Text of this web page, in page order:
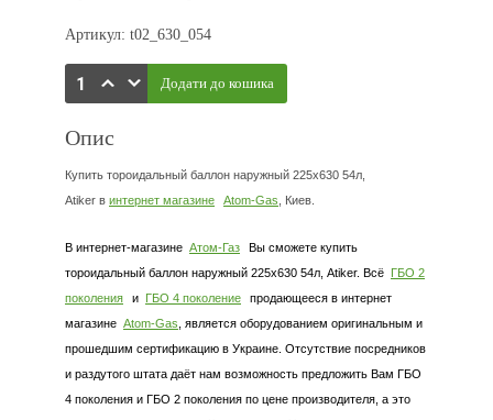
Артикул: t02_630_054
Опис
Купить тороидальный баллон наружный 225х630 54л,
Atiker в интернет магазине Atom-Gas , Киев.
В интернет-магазине Атом-Газ
Вы сможете купить
тороидальный баллон наружный 225х630 54л, Atiker. Всё ГБО 2
поколения
и ГБО 4 поколение
продающееся в интернет
магазине Atom-Gas , является оборудованием оригинальным и
прошедшим сертификацию в Украине. Отсутствие посредников
и раздутого штата даёт нам возможность предложить Вам ГБО
4 поколения и ГБО 2 поколения по цене производителя, а это